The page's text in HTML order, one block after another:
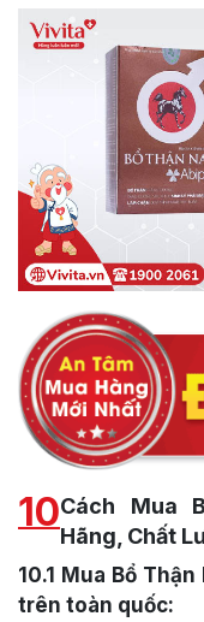
10Cách Mua
Hãng, Chất
10.1 Mua Bổ Thận
trên toàn quốc: